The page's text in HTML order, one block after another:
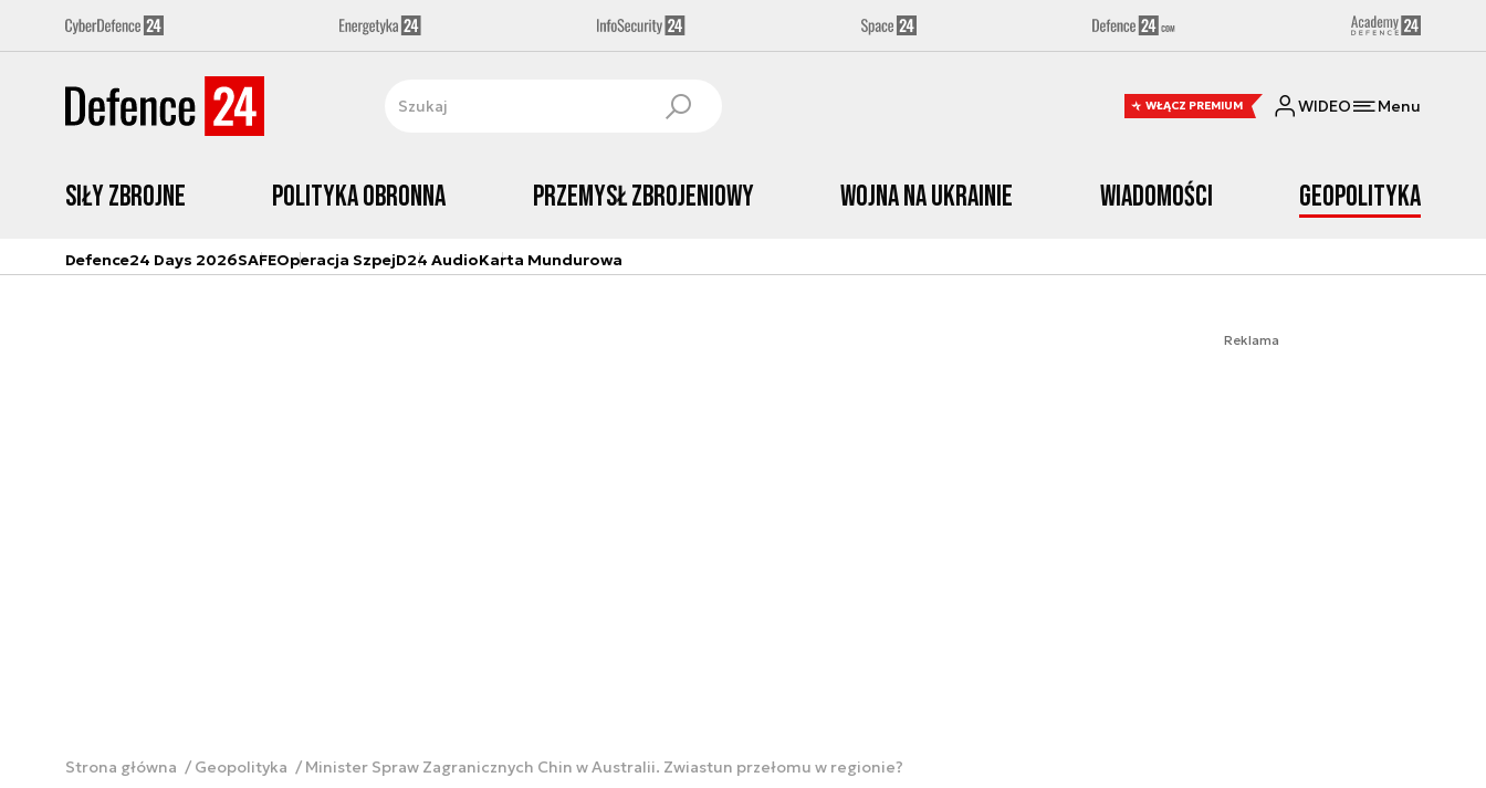
WŁĄCZ PREMIUM WIDEO Menu
Siły zbrojne Polityka obronna Przemysł Zbrojeniowy Wojna na Ukrainie Wiadomości Geopolityka
Defence24 Days 2026SAFEOperacja SzpejD24 AudioKarta Mundurowa
Reklama
Strona główna Geopolityka Minister Spraw Zagranicznych Chin w Australii. Zwiastun przełomu w regionie?